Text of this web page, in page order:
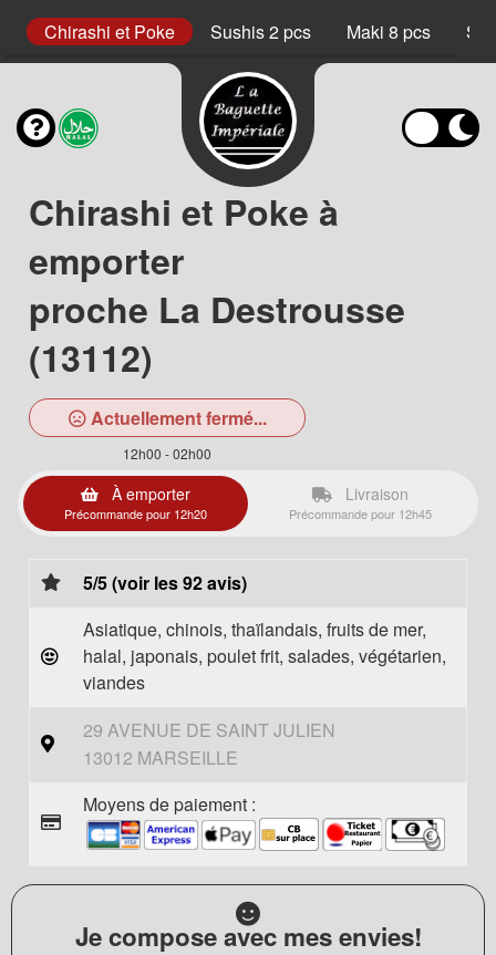
Chirashi et Poke Sushis 2 pcs Maki 8 pcs
Chirashi et Poke à
emporter
proche La Destrousse
(13112)
Actuellement fermé...
12h00 - 02h00
À emporter
Précommande pour 12h20
Livraison
Précommande pour 12h45
5/5 (voir les 92 avis)
Asiatique, chinois, thaïlandais, fruits de mer,
halal, japonais, poulet frit, salades, végétarien,
viandes
29 AVENUE DE SAINT JULIEN
13012 MARSEILLE
Moyens de paiement :
Je compose avec mes envies!